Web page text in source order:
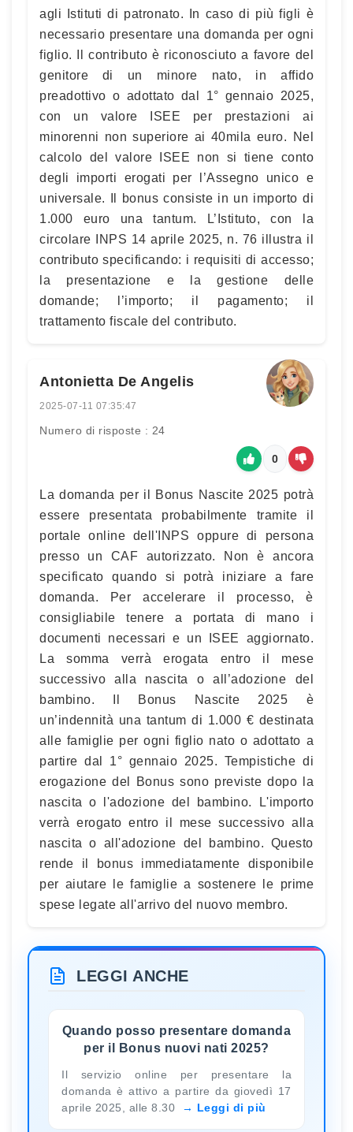
agli Istituti di patronato. In caso di più figli è
necessario presentare una domanda per ogni
figlio. Il contributo è riconosciuto a favore del
genitore di un minore nato, in affido
preadottivo o adottato dal 1° gennaio 2025,
con un valore ISEE per prestazioni ai
minorenni non superiore ai 40mila euro. Nel
calcolo del valore ISEE non si tiene conto
degli importi erogati per l’Assegno unico e
universale. Il bonus consiste in un importo di
1.000 euro una tantum. L’Istituto, con la
circolare INPS 14 aprile 2025, n. 76 illustra il
contributo specificando: i requisiti di accesso;
la presentazione e la gestione delle
domande; l’importo; il pagamento; il
trattamento fiscale del contributo.
Antonietta De Angelis
2025-07-11 07:35:47
Numero di risposte : 24
0
La domanda per il Bonus Nascite 2025 potrà
essere presentata probabilmente tramite il
portale online dell'INPS oppure di persona
presso un CAF autorizzato. Non è ancora
specificato quando si potrà iniziare a fare
domanda. Per accelerare il processo, è
consigliabile tenere a portata di mano i
documenti necessari e un ISEE aggiornato.
La somma verrà erogata entro il mese
successivo alla nascita o all’adozione del
bambino. Il Bonus Nascite 2025 è
un’indennità una tantum di 1.000 € destinata
alle famiglie per ogni figlio nato o adottato a
partire dal 1° gennaio 2025. Tempistiche di
erogazione del Bonus sono previste dopo la
nascita o l'adozione del bambino. L'importo
verrà erogato entro il mese successivo alla
nascita o all'adozione del bambino. Questo
rende il bonus immediatamente disponibile
per aiutare le famiglie a sostenere le prime
spese legate all'arrivo del nuovo membro.
LEGGI ANCHE
Quando posso presentare domanda
per il Bonus nuovi nati 2025?
Il servizio online per presentare la
domanda è attivo a partire da giovedì 17
aprile 2025, alle 8.30
Leggi di più